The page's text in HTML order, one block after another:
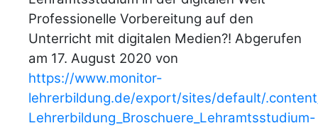
Professionelle Vorbereitung auf den
Unterricht mit digitalen Medien?! Abgerufen
am 17. August 2020 von
https://www.monitor-
lehrerbildung.de/export/sites/default/
Lehrerbildung_Broschuere_Lehramtsstudium-